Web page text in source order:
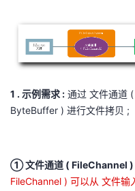
1 . 示例需求 : 通过 文件通道
ByteBuffer ) 进行文件拷贝 ;
① 文件通道 ( FileChannel )
FileChannel ) 可以从 文件